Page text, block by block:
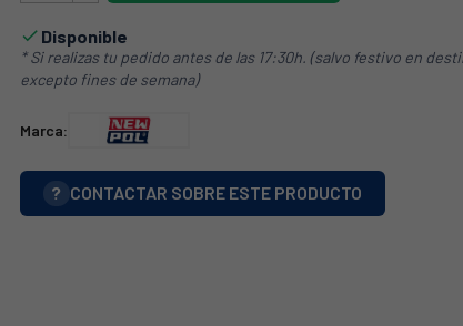
 Disponible
* Si realizas tu pedido antes de las 17:30h. (salvo festivo en
excepto fines de semana)
Marca:
? CONTACTAR SOBRE ESTE PRODUCTO